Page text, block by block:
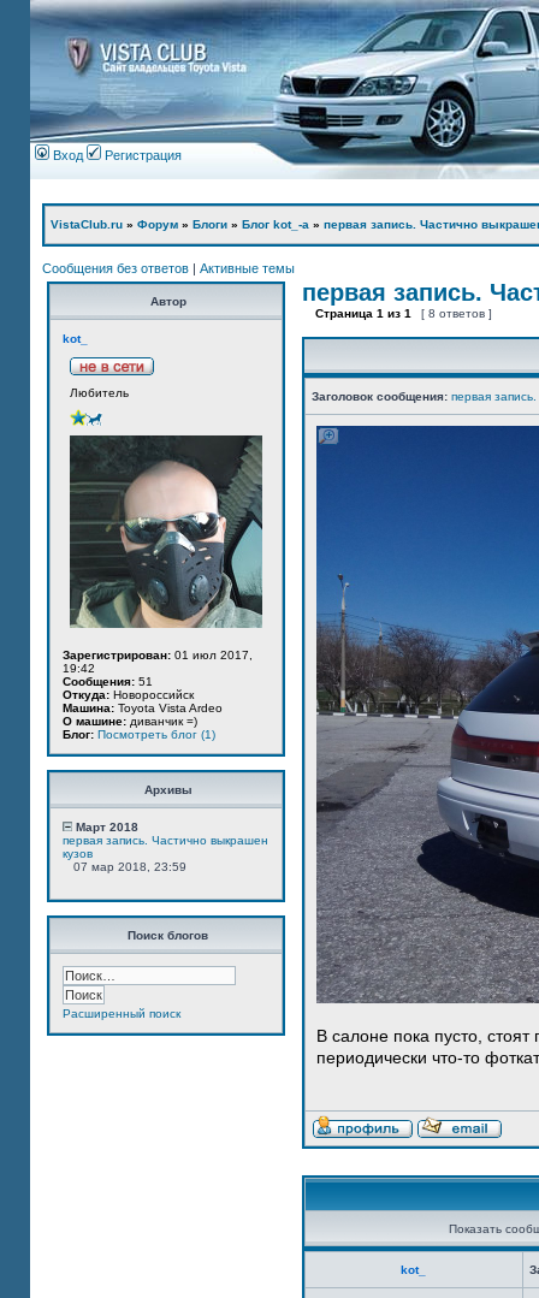
Вход Регистрация
VistaClub.ru » Форум » Блоги » Блог kot_-а » первая запись. Частично
Сообщения без ответов | Активные темы
Автор
kot_
Любитель
Зарегистрирован: 01 июл 2017,
19:42
Сообщения: 51
Откуда: Новороссийск
Машина: Toyota Vista Ardeo
О машине: диванчик =)
Блог: Посмотреть блог (1)
Архивы
Март 2018
первая запись. Частично выкрашен
кузов
07 мар 2018, 23:59
Поиск блогов
Расширенный поиск
первая запись.
Страница 1 из 1 [ 8 ответов ]
Заголовок сообщения: первая
В салоне пока пусто,
периодически что-то
Показать
kot_